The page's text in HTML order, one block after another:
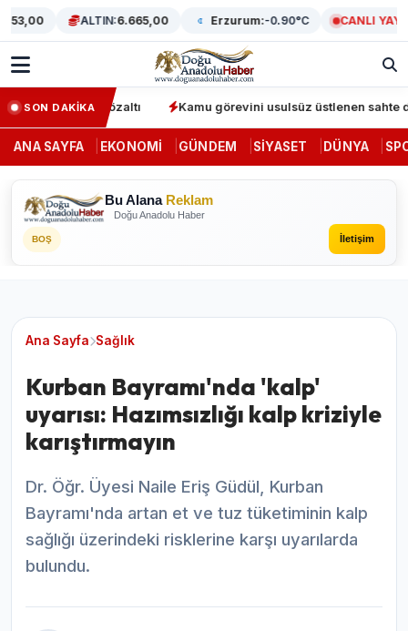
ALTIN:6.665,00 Erzurum:-0.90°C CANLI YAYIN
SON DAKİKA
64 gözaltı Kamu görevini usulsüz üstlenen sahte
ANA SAYFA EKONOMI GÜNDEM SIYASET DÜNYA
Bu Alana Reklam
Doğu Anadolu Haber
BOŞ İletişim
Ana Sayfa Sağlık
Kurban Bayramı'nda 'kalp'
uyarısı: Hazımsızlığı kalp kriziyle
karıştırmayın
Dr. Öğr. Üyesi Naile Eriş Güdül, Kurban
Bayramı'nda artan et ve tuz tüketiminin kalp
sağlığı üzerindeki risklerine karşı uyarılarda
bulundu.